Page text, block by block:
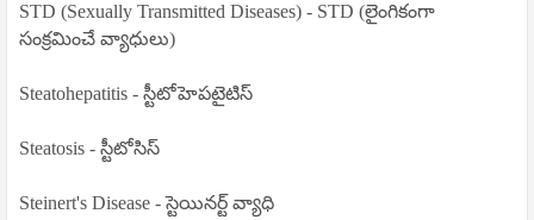
STD (Sexually Transmitted Diseases) - STD (లైంగికంగా
సంక్రమించే వ్యాధులు)
Steatohepatitis - స్టీటోహెపటైటిస్
Steatosis - స్టీటోసిస్
Steinert's Disease - స్టెయినర్ట్ వ్యాధి